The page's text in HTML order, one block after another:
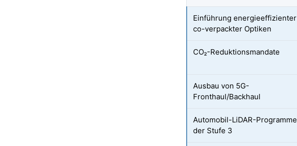
Einführung energieeffizienter
co-verpackter Optiken
CO₂-Reduktionsmandate
Ausbau von 5G-
Fronthaul/Backhaul
Automobil-LiDAR-Programme
der Stufe 3